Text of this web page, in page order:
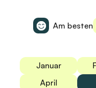
Am besten
Januar
April